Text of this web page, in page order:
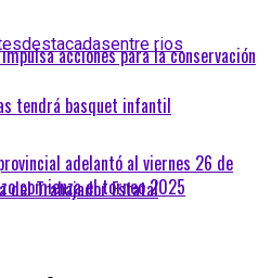
destacadasentre rios
tendrá basquet infantil
comienza el torneo 2025
acciones para la conservación
adelantó al viernes 26 de
del Trabajador Estatal